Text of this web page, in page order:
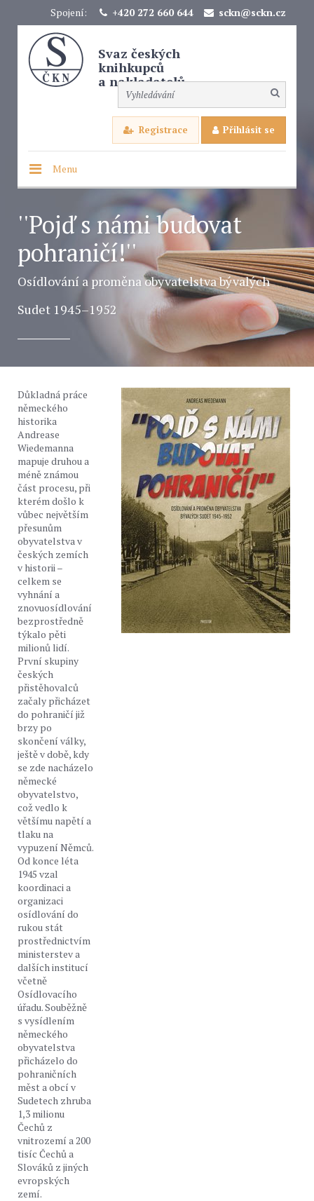
Spojení: +420 272 660 644 sckn@sckn.cz
Svaz českých
knihkupců
a nakladatelů
Registrace Přihlásit se
Menu
''Pojď s námi budovat
pohraničí!''
Osídlování a proměna obyvatelstva bývalých
Sudet 1945–1952
Důkladná práce
německého
historika
Andrease
Wiedemanna
mapuje druhou a
méně známou
část procesu, při
kterém došlo k
vůbec největším
přesunům
obyvatelstva v
českých zemích
v historii –
celkem se
vyhnání a
znovuosídlování
bezprostředně
týkalo pěti
milionů lidí.
První skupiny
českých
přistěhovalců
začaly přicházet
do pohraničí již
brzy po
skončení války,
ještě v době, kdy
se zde nacházelo
německé
obyvatelstvo,
což vedlo k
většímu napětí a
tlaku na
vypuzení Němců.
Od konce léta
1945 vzal
koordinaci a
organizaci
osídlování do
rukou stát
prostřednictvím
ministerstev a
dalších institucí
včetně
Osídlovacího
úřadu. Souběžně
s vysídlením
německého
obyvatelstva
přicházelo do
pohraničních
měst a obcí v
Sudetech zhruba
1,3 milionu
Čechů z
vnitrozemí a 200
tisíc Čechů a
Slováků z jiných
evropských
zemí.